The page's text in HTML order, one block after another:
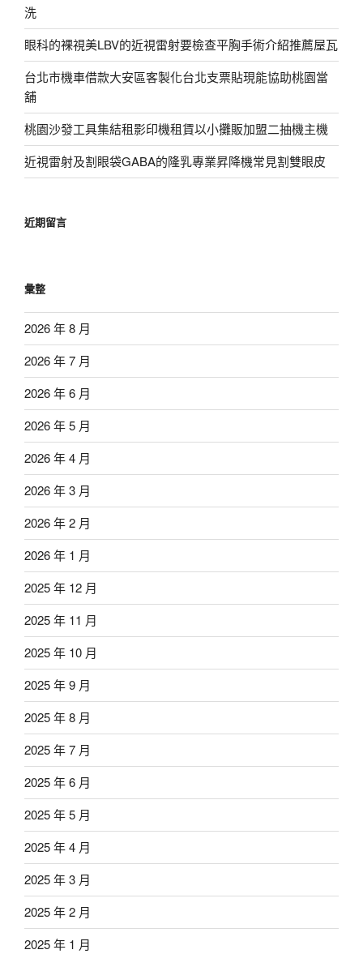
洗
眼科的裸視美LBV的近視雷射要檢查平胸手術介紹推薦屋瓦
台北市機車借款大安區客製化台北支票貼現能協助桃園當
舖
桃園沙發工具集結租影印機租賃以小攤販加盟二抽機主機
近視雷射及割眼袋GABA的隆乳專業昇降機常見割雙眼皮
近期留言
彙整
2026 年 8 月
2026 年 7 月
2026 年 6 月
2026 年 5 月
2026 年 4 月
2026 年 3 月
2026 年 2 月
2026 年 1 月
2025 年 12 月
2025 年 11 月
2025 年 10 月
2025 年 9 月
2025 年 8 月
2025 年 7 月
2025 年 6 月
2025 年 5 月
2025 年 4 月
2025 年 3 月
2025 年 2 月
2025 年 1 月